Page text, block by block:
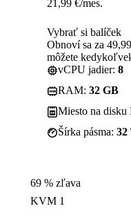
21,99 €/mes.
Vybrať si balíček
Obnoví sa za
môžete
vCPU jadier: 8
RAM: 32 GB
Miesto na
Šírka pásma: 32
69 % zľava
KVM 1